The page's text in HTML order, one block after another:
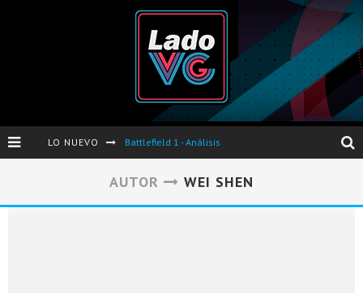
LO NUEVO Battlefield 1 - Análisis
Pro Evolution Soccer 2017 - Análisis
AUTOR WEI SHEN